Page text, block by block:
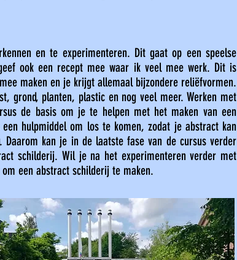
en te experimenteren. Dit gaat op een speelse
ook een recept mee waar ik veel mee werk. Dit is
maken en je krijgt allemaal bijzondere reliëfvormen.
grond, planten, plastic en nog veel meer. Werken met
de basis om je te helpen met het maken van een
hulpmiddel om los te komen, zodat je abstract kan
kan je in de laatste fase van de cursus verder
schilderij. Wil je na het experimenteren verder met
een abstract schilderij te maken.